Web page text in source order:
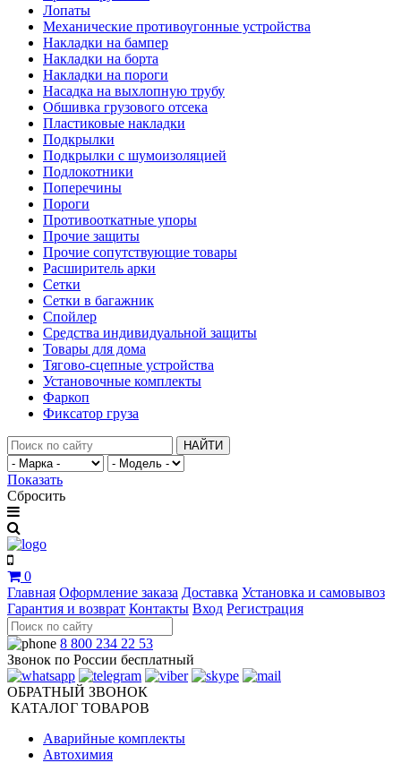
Лопаты
Механические противоугонные устройства
Накладки на бампер
Накладки на борта
Накладки на пороги
Насадка на выхлопную трубу
Обшивка грузового отсека
Пластиковые накладки
Подкрылки
Подкрылки с шумоизоляцией
Подлокотники
Поперечины
Пороги
Противооткатные упоры
Прочие защиты
Прочие сопутствующие товары
Расширитель арки
Сетки
Сетки в багажник
Спойлер
Средства индивидуальной защиты
Товары для дома
Тягово-сцепные устройства
Установочные комплекты
Фаркоп
Фиксатор груза
НАЙТИ
Показать
Сбросить
0
Главная Оформление заказа Доставка Установка и самовывоз
Гарантия и возврат Контакты Вход Регистрация
8 800 234 22 53
Звонок по России бесплатный
ОБРАТНЫЙ ЗВОНОК
КАТАЛОГ ТОВАРОВ
Аварийные комплекты
Автохимия